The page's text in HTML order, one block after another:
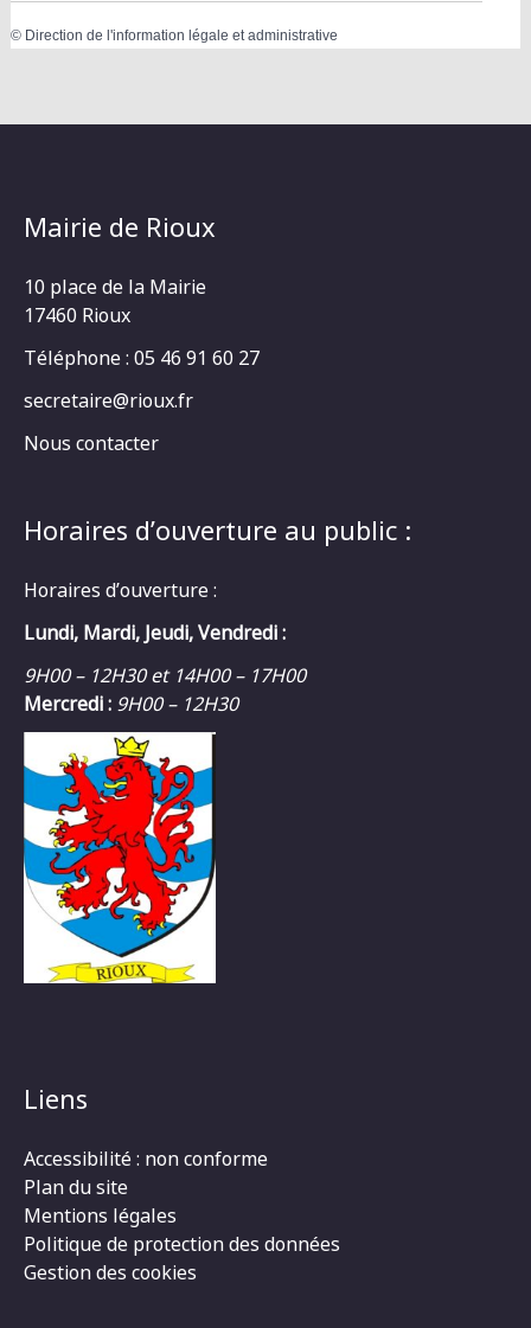
© Direction de l'information légale et administrative
Mairie de Rioux
10 place de la Mairie
17460 Rioux
Téléphone : 05 46 91 60 27
secretaire@rioux.fr
Nous contacter
Horaires d’ouverture au public :
Horaires d’ouverture :
Lundi, Mardi, Jeudi, Vendredi :
9H00 – 12H30 et 14H00 – 17H00
Mercredi : 9H00 – 12H30
Liens
Accessibilité : non conforme
Plan du site
Mentions légales
Politique de protection des données
Gestion des cookies